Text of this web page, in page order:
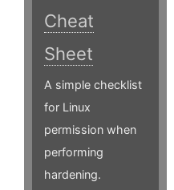
Cheat
Sheet
A simple checklist
for Linux
permission when
performing
hardening.